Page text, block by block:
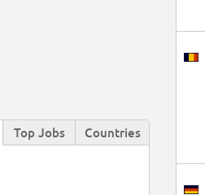
Top Jobs Countries